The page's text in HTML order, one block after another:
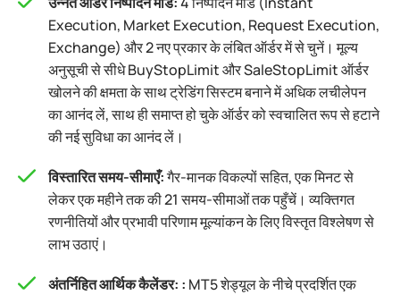
Execution, Market Execution, Request Execution,
Exchange) और 2 नए प्रकार के लंबित ऑर्डर में से चुनें। मूल्य
अनुसूची से सीधे BuyStopLimit और SaleStopLimit ऑर्डर
खोलने की क्षमता के साथ ट्रेडिंग सिस्टम बनाने में अधिक लचीलेपन
का आनंद लें, साथ ही समाप्त हो चुके ऑर्डर को स्वचालित रूप से हटाने
की नई सुविधा का आनंद लें।
विस्तारित समय-सीमाएँ:गैर-मानक विकल्पों सहित, एक मिनट से
लेकर एक महीने तक की 21 समय-सीमाओं तक पहुँचें। व्यक्तिगत
रणनीतियों और प्रभावी परिणाम मूल्यांकन के लिए विस्तृत विश्लेषण से
लाभ उठाएं।
अंतर्निहित आर्थिक कैलेंडर: : MT5 शेड्यूल के नीचे प्रदर्शित एक